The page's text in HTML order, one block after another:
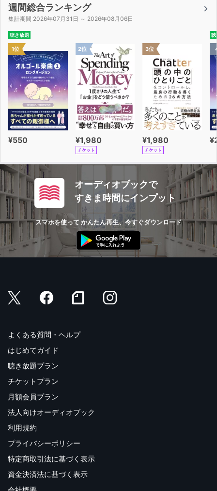
UNIT28Card
UNIT29Clock
UNIT30Cover
UNIT31Note
UNIT32Pen
UNIT33Park
UNIT34Pool
UNIT35School
中2で習った単語をUpGrade
UNIT36Ear
UNIT37Heel
UNIT38Head
UNIT40Rock
UNIT41Tap
UNIT42Cast
UNIT43Diet
UNIT44Bound
UNIT45Board
UNIT46Jam
UNIT47Fix
UNIT51Ink
UNIT54Label
UNIT56Stick
UNIT57Monkey
UNIT58Fair
中3で習った単語をUpGrade
UNIT59Fit
UNIT60Relief
UNIT62Act
UNIT63Engaged
UNIT64Hold
週間総合ランキング
集計期間 2026年07月31日 ～ 2026年08月06日
聴き放題
1位
¥550
2位
¥1,980
チケット
3位
¥1,980
チケット
聴
オーディオブックで
すきま時間にインプット
スマホを使って かんたん再生、今すぐダウンロード
よくある質問・ヘルプ
はじめてガイド
聴き放題プラン
チケットプラン
月額会員プラン
法人向けオーディオブック
利用規約
プライバシーポリシー
特定商取引法に基づく表示
資金決済法に基づく表示